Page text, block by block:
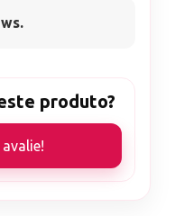
produto?